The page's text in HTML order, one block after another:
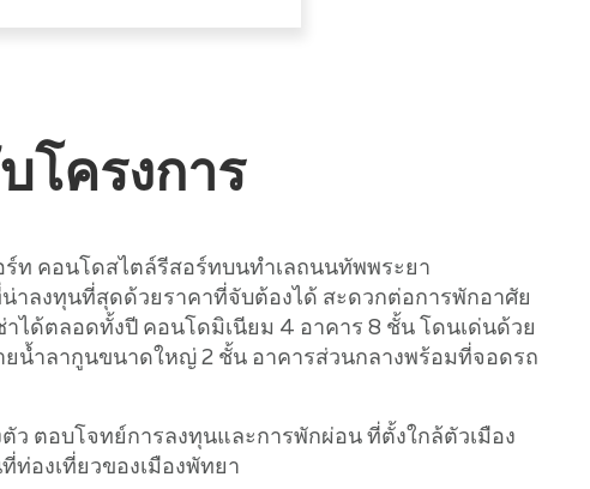
โครงการ
ร์ท คอนโดสไตล์รีสอร์ทบนทำเลถนนทัพพระยา
าลงทุนที่สุดด้วยราคาที่จับต้องได้ สะดวกต่อการพักอาศัย
าได้ตลอดทั้งปี คอนโดมิเนียม 4 อาคาร 8 ชั้น โดนเด่นด้วย
ยน้ำลากูนขนาดใหญ่ 2 ชั้น อาคารส่วนกลางพร้อมที่จอดรถ
ว ตอบโจทย์การลงทุนและการพักผ่อน ที่ตั้งใกล้ตัวเมือง
ท่องเที่ยวของเมืองพัทยา